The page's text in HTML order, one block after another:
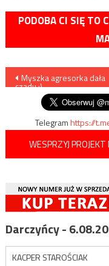
PODOBA CI SIĘ TO
Nawigacja
wpisu
Myszka agresorka dała
czadu :)
Telegramhttps://
WESPRZYJ
Darczyńcy -
KACPER STAROŚCIAK